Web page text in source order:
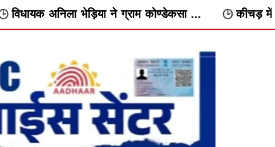
ने ग्राम कोण्डेकसा ... कीचड़ में फंसे सांभर को कुल्हाड़ी